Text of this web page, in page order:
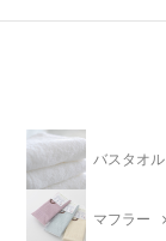
バスタオル
マフラー